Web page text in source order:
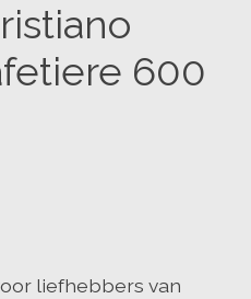
600
liefhebbers van